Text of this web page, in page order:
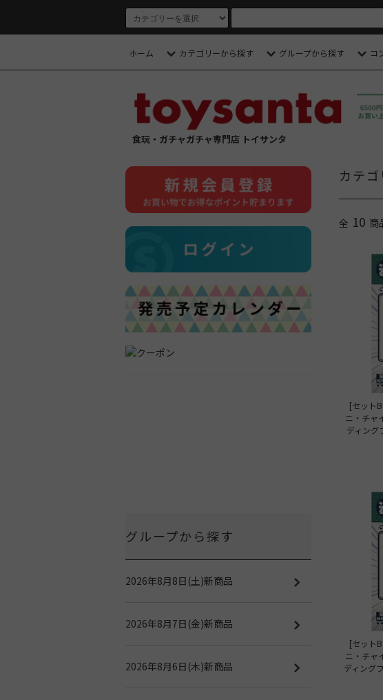
ホーム カテゴリーから探す グループから探す コ
食玩・ガチャガチャ専門店 トイサンタ
カテ
全 10 商
[セット
ニ・チャ
ディング
[セット
ニ・チャ
ディング
グループから探す
2026年8月8日(土)新商品
2026年8月7日(金)新商品
2026年8月6日(木)新商品